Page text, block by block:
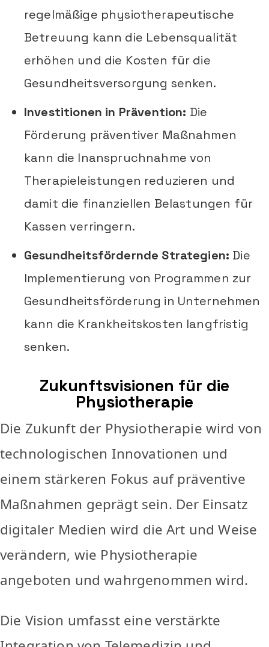
regelmäßige physiotherapeutische
Betreuung kann die Lebensqualität
erhöhen und die Kosten für die
Gesundheitsversorgung senken.
Investitionen in Prävention: Die
Förderung präventiver Maßnahmen
kann die Inanspruchnahme von
Therapieleistungen reduzieren und
damit die finanziellen Belastungen für
Kassen verringern.
Gesundheitsfördernde Strategien: Die
Implementierung von Programmen zur
Gesundheitsförderung in Unternehmen
kann die Krankheitskosten langfristig
senken.
Zukunftsvisionen für die
Physiotherapie
Die Zukunft der Physiotherapie wird von
technologischen Innovationen und
einem stärkeren Fokus auf präventive
Maßnahmen geprägt sein. Der Einsatz
digitaler Medien wird die Art und Weise
verändern, wie Physiotherapie
angeboten und wahrgenommen wird.
Die Vision umfasst eine verstärkte